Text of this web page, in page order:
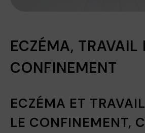
ECZÉMA, TRAVAIL
CONFINEMENT
ECZÉMA ET
LE CONFINEMENT,